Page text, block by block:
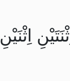
اِثْنَيْنِ اِثْنَتَيْنِ